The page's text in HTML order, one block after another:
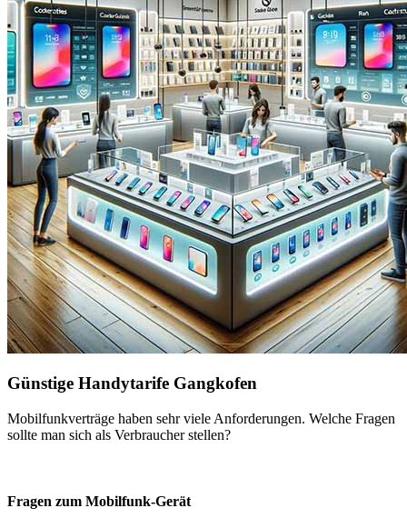
Günstige Handytarife Gangkofen
Mobilfunkverträge haben sehr viele Anforderungen. Welche Fragen
sollte man sich als Verbraucher stellen?
Fragen zum Mobilfunk-Gerät